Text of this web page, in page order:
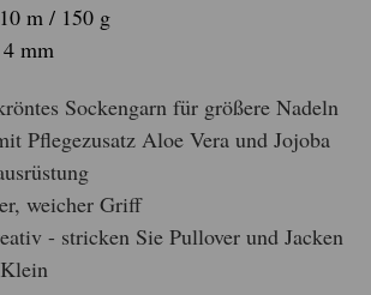
m / 150 g
mm
Sockengarn für größere Nadeln
Pflegezusatz Aloe Vera und Jojoba
weicher Griff
- stricken Sie Pullover und Jacken